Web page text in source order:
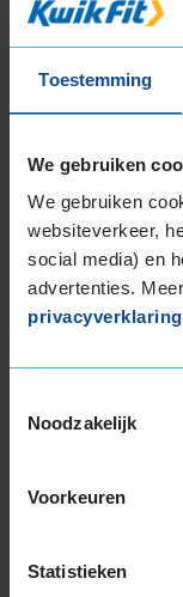
Toestemming
We gebruiken
We gebruiken
websiteverkeer,
social media) en
advertenties.
privacyverklaring
Noodzakelijk
Voorkeuren
Statistieken
1
of
Beschikbare
15-inch banden
185/65R15 88H
185/65R15 92T
195/65R15 91V
185/60R16 86H
195/55R16 87V
195/60R16 89V